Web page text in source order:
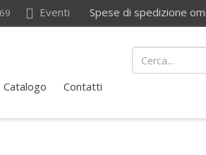
Eventi Spese di spedizione
Catalogo Contatti